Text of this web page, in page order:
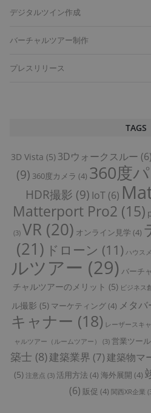
デジタルツイン作成
バーチャルツアー制作
プレスリリース
TAGS
3D Vista (5) 3Dウォークスルー (6)
(9) 360度カメラ (4) 360度
HDR撮影 (9) IoT(6)
Matterport Pro2 (15)
(3) VR (20) オンライン見学 (4)
(21) ドローン (11) ハウス
ルツアー (29) バーチ
チャルツアーのメリット (5) ビジネス
ル撮影 (5) マーケティング(4) メタバ
キャナー (18) レーザースキ
ャルツアー（ルームツアー）
(3) 営業ツール
築士 (8)建築業界 (7) 建築物マ
(5) 注意点 (3) 活用方法 (4) 海外展開 (4)
(6) 販促 (4) 関西XR企業